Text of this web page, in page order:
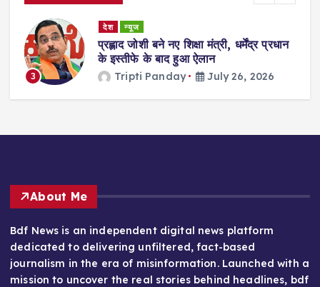
3
देश न्यूज
प्रह्लाद जोशी बने नए शिक्षा मंत्री, धर्मेंद्र प्रधान
के इस्तीफे के बाद हुआ ऐलान
Tripti Panday July 26, 2026
About Me
Bdf News is an independent digital news platform
dedicated to delivering unfiltered, fact-based
journalism in the era of misinformation. Launched with a
mission to uncover the real stories behind headlines, bdf